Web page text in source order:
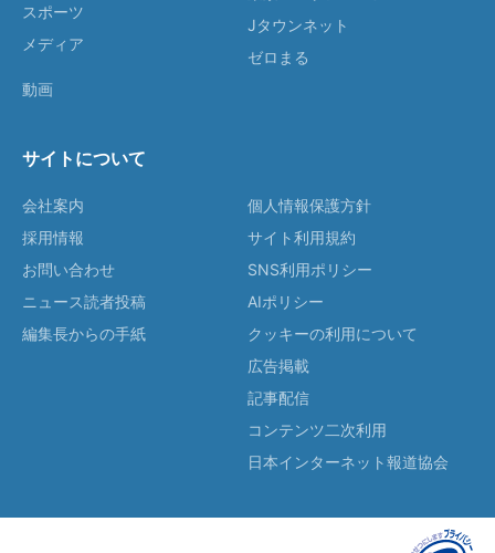
スポーツ
メディア
動画
Jタウンネット
ゼロまる
サイトについて
会社案内
採用情報
お問い合わせ
ニュース読者投稿
編集長からの手紙
個人情報保護方針
サイト利用規約
SNS利用ポリシー
AIポリシー
クッキーの利用について
広告掲載
記事配信
コンテンツ二次利用
日本インターネット報道協会